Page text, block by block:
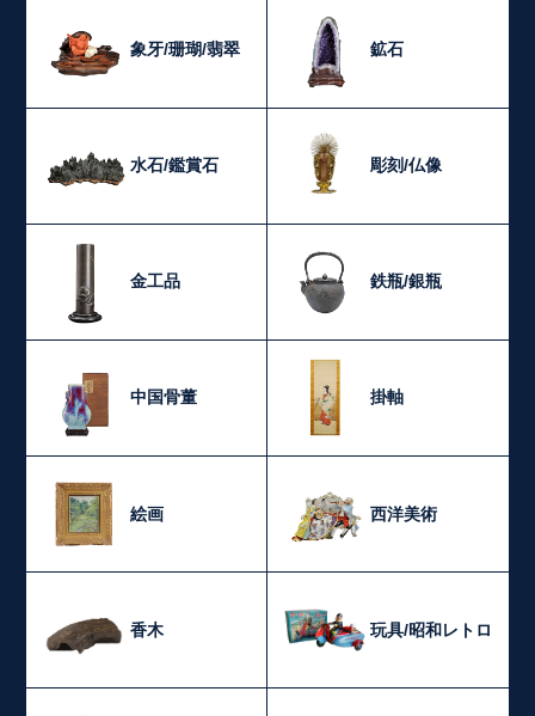
象牙/珊瑚/翡翠 鉱石
水石/鑑賞石 彫刻/仏像
金工品 鉄瓶/銀瓶
中国骨董 掛軸
絵画 西洋美術
香木 玩具/昭和レトロ